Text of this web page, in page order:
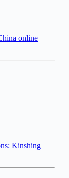
online
Kinshing